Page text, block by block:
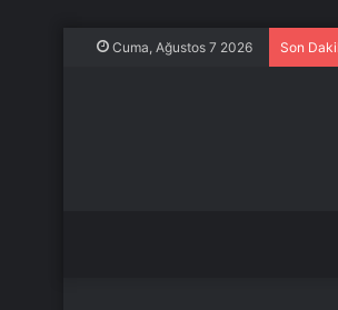
Cuma, Ağustos 7 2026 Son